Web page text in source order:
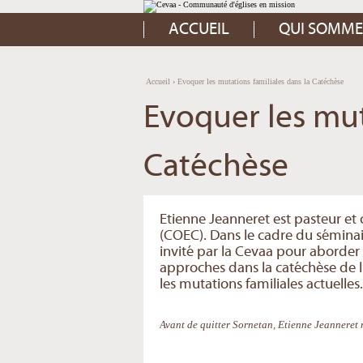
Aller
au
contenu.
Aller
à
Outils
personnels
ACCUEIL QUI
Accueil › Evoquer les mutations familiales dans la Catéchèse
Evoquer les
Catéchèse
Etienne Jeanneret est pasteur
(COEC). Dans le cadre du
invité par la Cevaa pour
approches dans la catéchèse de
les mutations familiales actuelles.
Avant de quitter Sornetan, Etienne